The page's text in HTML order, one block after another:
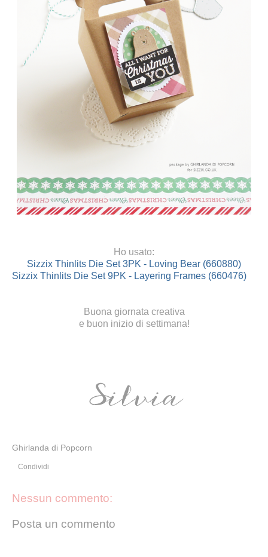
Ho usato:
Sizzix Thinlits Die Set 3PK - Loving Bear (660880)
Sizzix Thinlits Die Set 9PK - Layering Frames (660476)
Buona giornata creativa
e buon inizio di settimana!
Ghirlanda di Popcorn
Condividi
Nessun commento:
Posta un commento